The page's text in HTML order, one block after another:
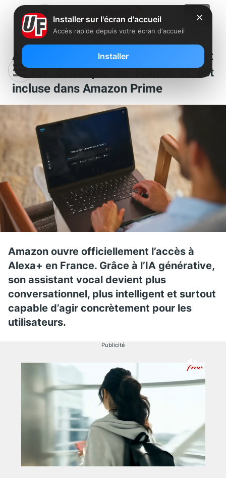
Abonnés Freebox Delta et Ultra :
Alexa+ débarque en France et est
incluse dans Amazon Prime
Amazon ouvre officiellement l’accès à
Alexa+ en France. Grâce à l’IA générative,
son assistant vocal devient plus
conversationnel, plus intelligent et surtout
capable d’agir concrètement pour les
utilisateurs.
Publicité
✕
Installer sur l'écran d'accueil
Accès rapide depuis votre écran d'accueil
Installer